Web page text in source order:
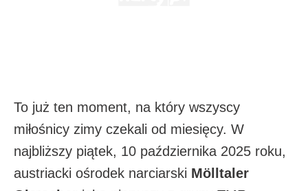
To już ten moment, na który wszyscy
miłośnicy zimy czekali od miesięcy. W
najbliższy piątek, 10 października 2025 roku,
austriacki ośrodek narciarski Mölltaler